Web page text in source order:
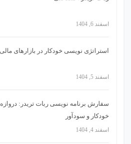
اسفند 6, 1404
استراتژی‌ نویسی خودکار در بازارهای مالی
اسفند 5, 1404
سفارش برنامه نویسی ربات تریدر:
خودکار و سودآور
اسفند 4, 1404